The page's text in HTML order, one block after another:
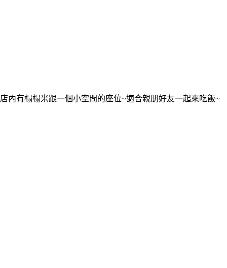
店內有榻榻米跟一個小空間的座位~適合親朋好友一起來吃飯~